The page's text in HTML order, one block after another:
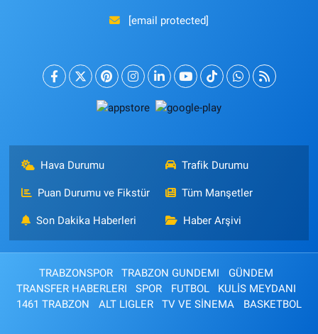
[email protected]
Hava Durumu Trafik Durumu
Puan Durumu ve Fikstür Tüm Manşetler
Son Dakika Haberleri Haber Arşivi
TRABZONSPOR TRABZON GUNDEMI
GÜNDEM
TRANSFER HABERLERI
SPOR FUTBOL
KULİS MEYDANI
1461 TRABZON
ALT LIGLER TV VE SİNEMA BASKETBOL